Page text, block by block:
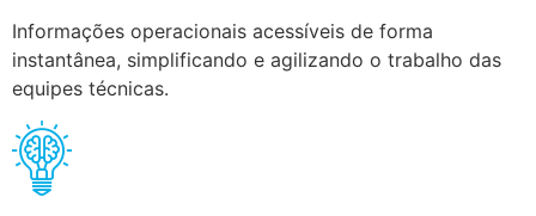
Informações operacionais acessíveis de forma
instantânea, simplificando e agilizando o trabalho das
equipes técnicas.